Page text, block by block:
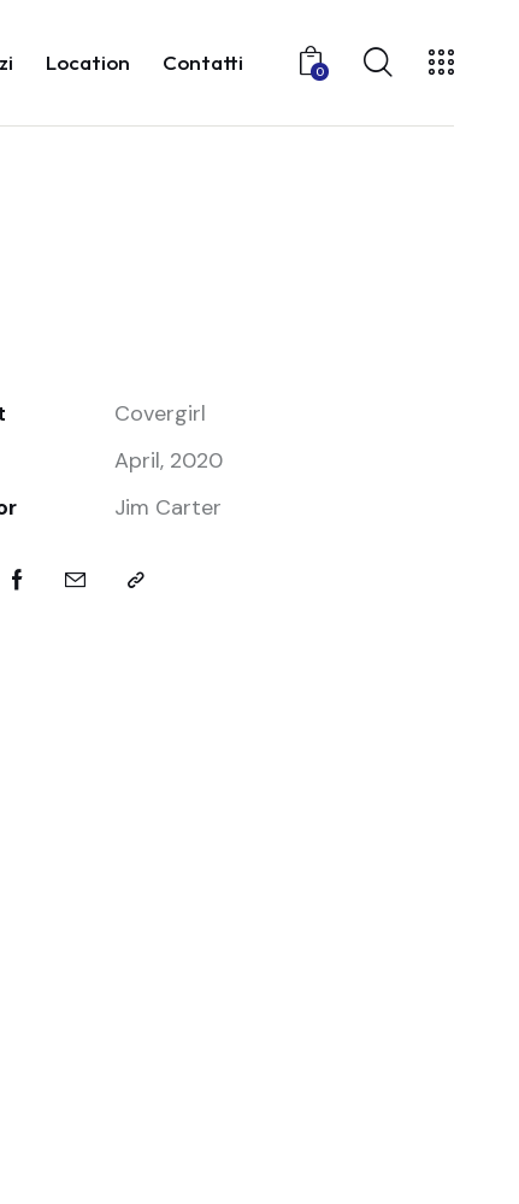
Location Contatti 0
Covergirl
April, 2020
Jim Carter